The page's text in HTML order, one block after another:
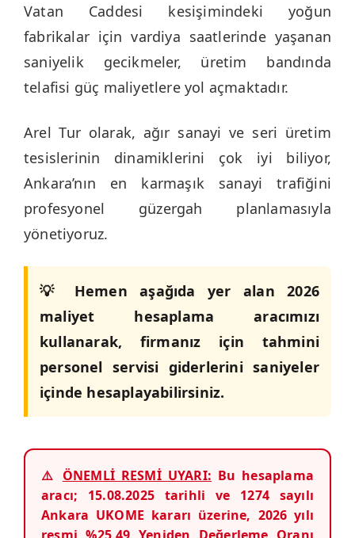
Vatan Caddesi kesişimindeki yoğun
fabrikalar için vardiya saatlerinde yaşanan
saniyelik gecikmeler, üretim bandında
telafisi güç maliyetlere yol açmaktadır.
Arel Tur olarak, ağır sanayi ve seri üretim
tesislerinin dinamiklerini çok iyi biliyor,
Ankara’nın en karmaşık sanayi trafiğini
profesyonel güzergah planlamasıyla
yönetiyoruz.
💡 Hemen aşağıda yer alan 2026
maliyet hesaplama aracımızı
kullanarak, firmanız için tahmini
personel servisi giderlerini saniyeler
içinde hesaplayabilirsiniz.
⚠️ ÖNEMLİ RESMİ UYARI: Bu hesaplama
aracı; 15.08.2025 tarihli ve 1274 sayılı
Ankara UKOME kararı üzerine, 2026 yılı
resmi %25,49 Yeniden Değerleme Oranı